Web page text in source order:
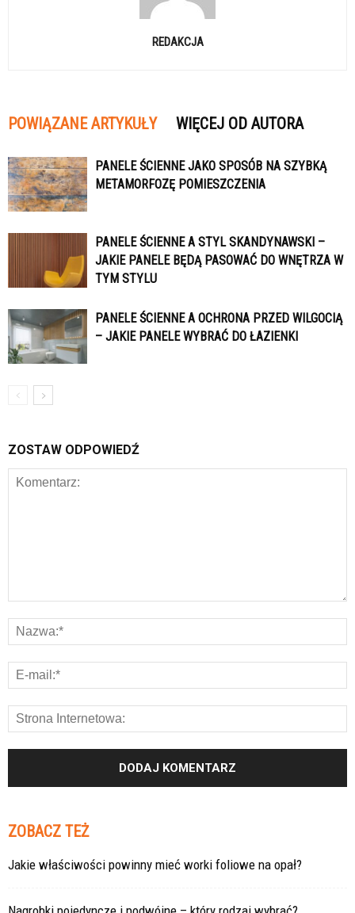
REDAKCJA
POWIĄZANE ARTYKUŁY WIĘCEJ OD AUTORA
PANELE ŚCIENNE JAKO SPOSÓB NA SZYBKĄ
METAMORFOZĘ POMIESZCZENIA
PANELE ŚCIENNE A STYL SKANDYNAWSKI –
JAKIE PANELE BĘDĄ PASOWAĆ DO WNĘTRZA W
TYM STYLU
PANELE ŚCIENNE A OCHRONA PRZED WILGOCIĄ
– JAKIE PANELE WYBRAĆ DO ŁAZIENKI
ZOSTAW ODPOWIEDŹ
ZOBACZ TEŻ
Jakie właściwości powinny mieć worki foliowe na opał?